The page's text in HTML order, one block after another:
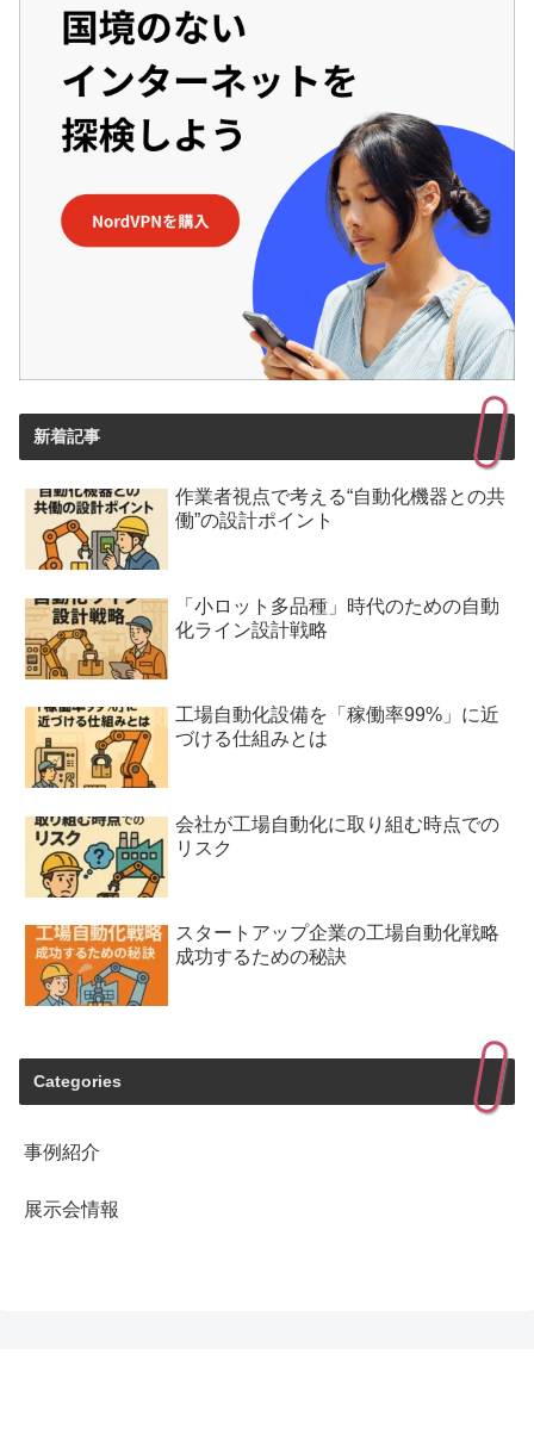
新着記事
作業者視点で考える“自動化機器との共
働”の設計ポイント
「小ロット多品種」時代のための自動
化ライン設計戦略
工場自動化設備を「稼働率99%」に近
づける仕組みとは
会社が工場自動化に取り組む時点での
リスク
スタートアップ企業の工場自動化戦略
成功するための秘訣
Categories
事例紹介
展示会情報